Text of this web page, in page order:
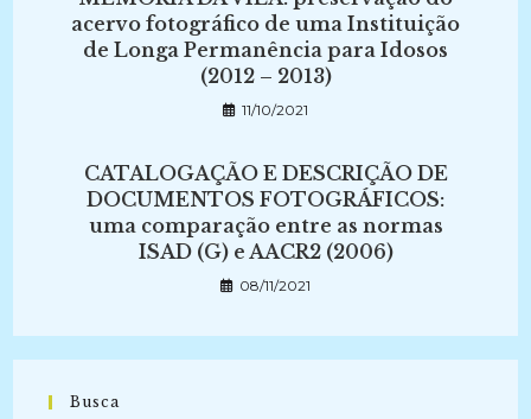
acervo fotográfico de uma Instituição
de Longa Permanência para Idosos
(2012 – 2013)
11/10/2021
CATALOGAÇÃO E DESCRIÇÃO DE
DOCUMENTOS FOTOGRÁFICOS:
uma comparação entre as normas
ISAD (G) e AACR2 (2006)
08/11/2021
Busca